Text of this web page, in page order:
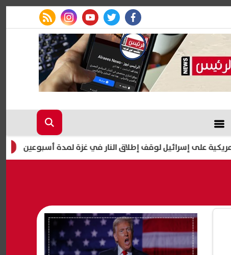
facebook
twitter
youtube
instagram
rss feed
5 نصائح مهمة للوقاية من الإجهاد الحراري.. 4 ساعات خطرة يوميا لوقف إطلاق النار في غزة لمدة أسبوعين